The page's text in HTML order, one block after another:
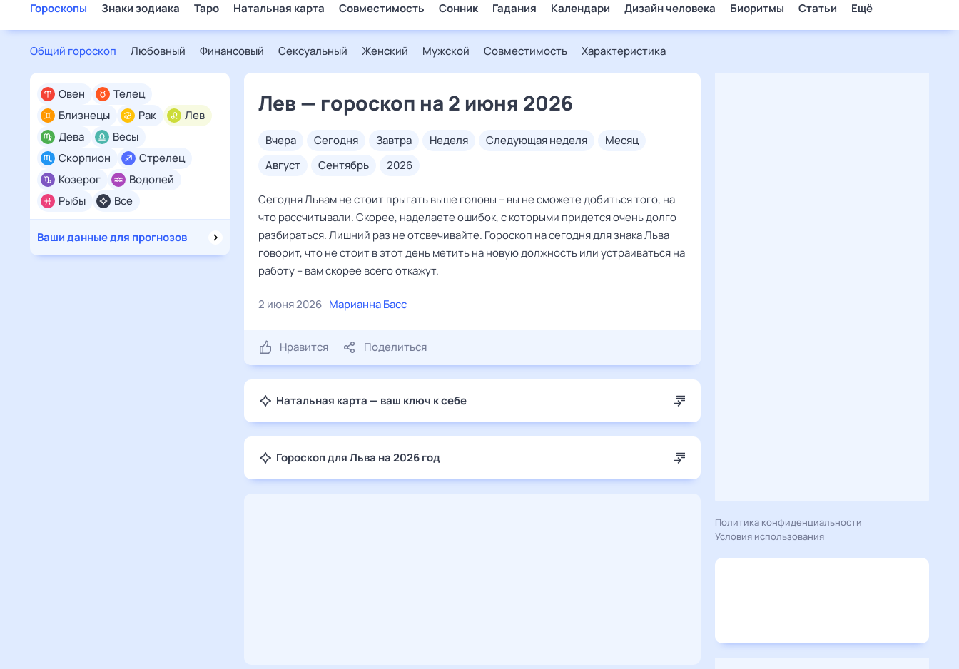
Гороскопы Знаки зодиака Таро Натальная карта Совместимость Сонник Гадания Календари Дизайн человека Биоритмы Статьи Ещё
Общий гороскоп Любовный Финансовый Сексуальный Женский Мужской Совместимость Характеристика
Все
Овен
Телец
Близнецы
Рак
Лев
Дева
Весы
Скорпион
Стрелец
Козерог
Водолей
Рыбы
Ваши данные для прогнозов
Лев — гороскоп на 2 июня 2026
вчера сегодня завтра неделя следующая неделя
месяц
август
сентябрь 2026
Сегодня Львам не стоит прыгать выше головы – вы не сможете добиться того, на
что рассчитывали. Скорее, наделаете ошибок, с которыми придется очень долго
разбираться. Лишний раз не отсвечивайте. Гороскоп на сегодня для знака Льва
говорит, что не стоит в этот день метить на новую должность или устраиваться на
работу – вам скорее всего откажут.
2 июня 2026 Марианна Басс
Нравится Поделиться
Натальная карта — ваш ключ к себе
Гороскоп для Льва на 2026 год
Политика конфиденциальности
Условия использования